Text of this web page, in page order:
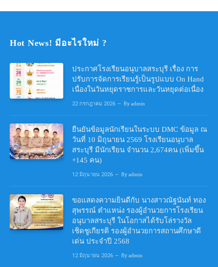
Hot News! มีอะไรใหม่ ?
ประกาศโรงเรียนอนุบาลสระบุรี เรื่อง การ
ปรับการจัดการเรียนรู้เป็นรูปแบบ On Hand
เนื่องในวันหยุดราชการและวันหยุดต่อเนื่อง
22 กรกฎาคม 2026 By admin
ยืนยันข้อมูลนักเรียนในระบบ DMC ข้อมูล ณ
วันที่ 10 มิถุนายน 2569 โรงเรียนอนุบาล
สระบุรี มีนักเรียน จำนวน 2,674คน (เพิ่มขึ้น
+145 คน)
12 มิถุนายน 2026 By admin
ขอแสดงความยินดีกับ นางสาวณัฐนันท์ ทอง
สุพรรณ์ ตำแหน่ง รองผู้อำนวยการโรงเรียน
อนุบาลสระบุรี ในโอกาสได้รับโล่รางวัล
เชิดชูเกียรติ รองผู้อำนวยการสถานศึกษาดี
เด่น ประจำปี 2568
12 มิถุนายน 2026 By admin